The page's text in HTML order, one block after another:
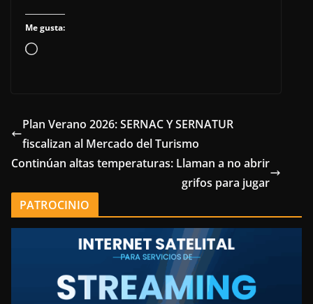
Me gusta:
Cargando...
Plan Verano 2026: SERNAC Y SERNATUR
fiscalizan al Mercado del Turismo
Continúan altas temperaturas: Llaman a no abrir
grifos para jugar
PATROCINIO